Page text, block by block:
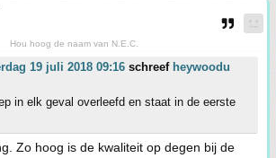
Hou hoog de naam van N.E.C.
19 juli 2018 09:16 schreef heywoodu
in elk geval overleefd en staat in de eerste
Zo hoog is de kwaliteit op degen bij de